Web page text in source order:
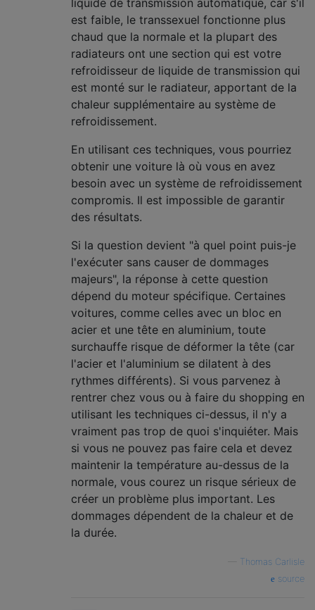
liquide de transmission automatique, car s'il
est faible, le transsexuel fonctionne plus
chaud que la normale et la plupart des
radiateurs ont une section qui est votre
refroidisseur de liquide de transmission qui
est monté sur le radiateur, apportant de la
chaleur supplémentaire au système de
refroidissement.
En utilisant ces techniques, vous pourriez
obtenir une voiture là où vous en avez
besoin avec un système de refroidissement
compromis. Il est impossible de garantir
des résultats.
Si la question devient "à quel point puis-je
l'exécuter sans causer de dommages
majeurs", la réponse à cette question
dépend du moteur spécifique. Certaines
voitures, comme celles avec un bloc en
acier et une tête en aluminium, toute
surchauffe risque de déformer la tête (car
l'acier et l'aluminium se dilatent à des
rythmes différents). Si vous parvenez à
rentrer chez vous ou à faire du shopping en
utilisant les techniques ci-dessus, il n'y a
vraiment pas trop de quoi s'inquiéter. Mais
si vous ne pouvez pas faire cela et devez
maintenir la température au-dessus de la
normale, vous courez un risque sérieux de
créer un problème plus important. Les
dommages dépendent de la chaleur et de
la durée.
Thomas Carlisle
source